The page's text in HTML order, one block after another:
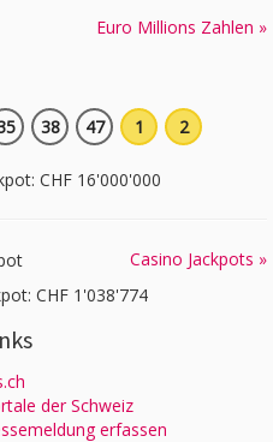
Euro Millions Zahlen »
38 47 1 2
CHF 16'000'000
Casino Jackpots »
CHF 1'038'774
der Schweiz
erfassen